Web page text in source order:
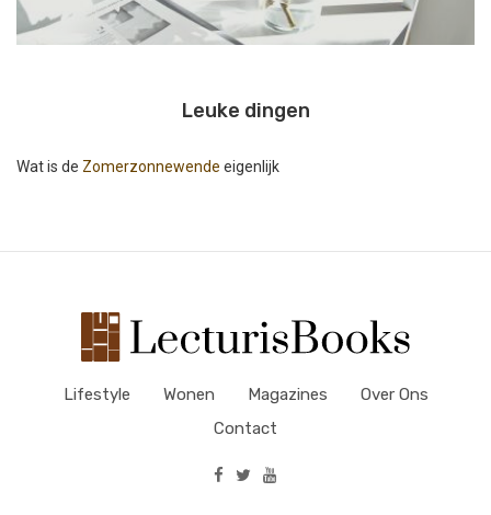
Leuke dingen
Wat is de Zomerzonnewende eigenlijk
Lifestyle Wonen Magazines
Over Ons
Contact